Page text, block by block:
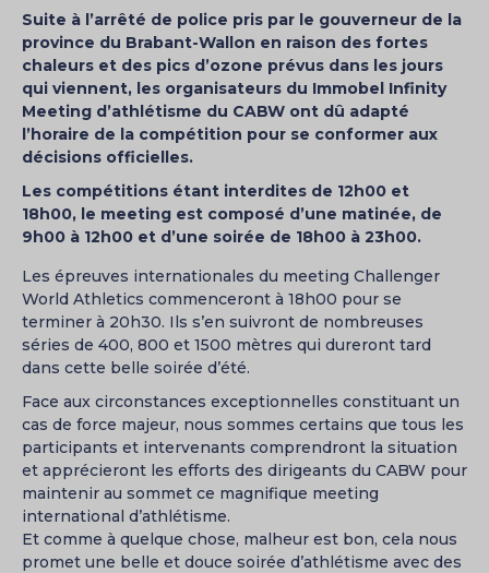
Suite à l’arrêté de police pris par le gouverneur de la
province du Brabant-Wallon en raison des fortes
chaleurs et des pics d’ozone prévus dans les jours
qui viennent, les organisateurs du Immobel Infinity
Meeting d’athlétisme du CABW ont dû adapté
l’horaire de la compétition pour se conformer aux
décisions officielles.
Les compétitions étant interdites de 12h00 et
18h00, le meeting est composé d’une matinée, de
9h00 à 12h00 et d’une soirée de 18h00 à 23h00.
Les épreuves internationales du meeting Challenger
World Athletics commenceront à 18h00 pour se
terminer à 20h30. Ils s’en suivront de nombreuses
séries de 400, 800 et 1500 mètres qui dureront tard
dans cette belle soirée d’été.
Face aux circonstances exceptionnelles constituant un
cas de force majeur, nous sommes certains que tous les
participants et intervenants comprendront la situation
et apprécieront les efforts des dirigeants du CABW pour
maintenir au sommet ce magnifique meeting
international d’athlétisme.
Et comme à quelque chose, malheur est bon, cela nous
promet une belle et douce soirée d’athlétisme avec des